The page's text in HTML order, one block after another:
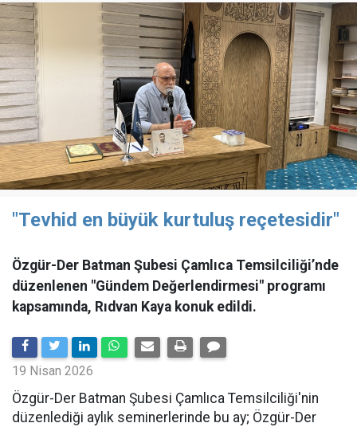
"Tevhid en büyük kurtuluş reçetesidir"
Özgür-Der Batman Şubesi Çamlıca Temsilciliği’nde
düzenlenen "Gündem Değerlendirmesi" programı
kapsamında, Rıdvan Kaya konuk edildi.
19 Nisan 2026
​Özgür-Der Batman Şubesi Çamlıca Temsilciliği'nin
düzenlediği aylık seminerlerinde bu ay; Özgür-Der